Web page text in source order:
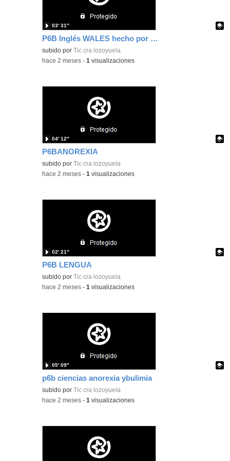
P6B Inglés WALES hecho por Mikel y Noa
Contenido educativo.
subido por Tic cra lozoyuela
03′ 31″
-hace 2 meses -1 visualizaciones
P6BANOREXIA
Contenido educativo.
subido por Tic cra lozoyuela
04′ 12″
-hace 2 meses -1 visualizaciones
P6B LENGUA
Contenido educativo.
subido por Tic cra lozoyuela
02′ 21″
-hace 2 meses -1 visualizaciones
p6b ciencias anorexia ybulimia
Contenido educativo.
subido por Tic cra lozoyuela
05′ 09″
-hace 2 meses -1 visualizaciones